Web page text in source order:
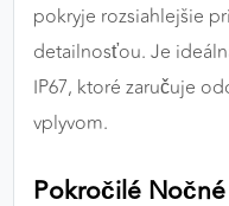
pokryje rozsiahlejšie
detailnosťou. Je
IP67, ktoré zaručuje
vplyvom.
Pokročilé
zobrazovať cielenú
našom webe aj v
Google Ads